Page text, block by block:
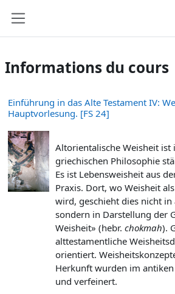
Informations du cours
Einführung in das Alte Testament IV:
Hauptvorlesung. [FS 24]
Altorientalische Weisheit ist
griechischen Philosophie
Es ist Lebensweisheit aus
Praxis. Dort, wo Weisheit
wird, geschieht dies nicht
sondern in Darstellung der
Weisheit» (hebr. chokmah).
alttestamentliche
orientiert.
Herkunft wurden im
und verfeinert.